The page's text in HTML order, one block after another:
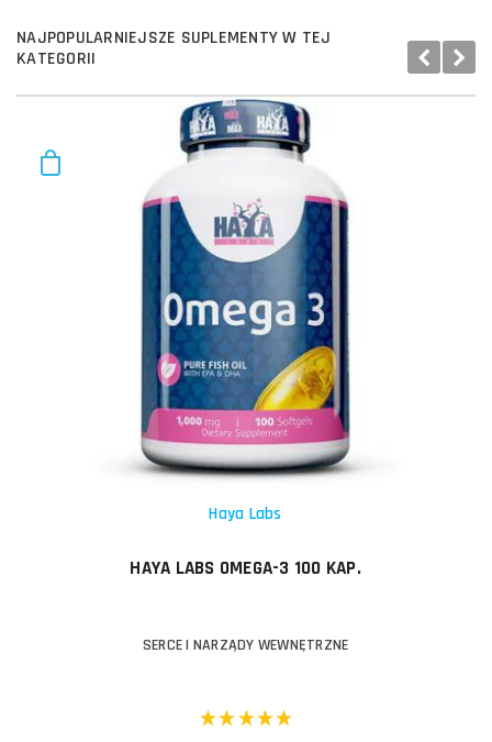
NAJPOPULARNIEJSZE SUPLEMENTY W TEJ
KATEGORII
Haya Labs
HAYA LABS OMEGA-3 100 KAP.
SERCE I NARZĄDY WEWNĘTRZNE